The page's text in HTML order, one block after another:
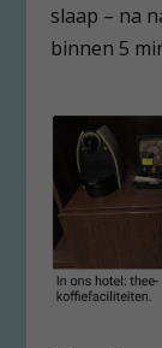
slaap – na
binnen 5